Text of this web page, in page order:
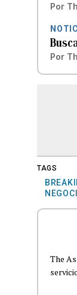
Por
Por
TAGS
The